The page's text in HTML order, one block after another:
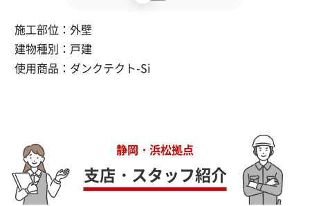
施工部位：外壁
建物種別： 戸建
使用商品： ダンクテクト-Si
静岡・浜松拠点
支店・スタッフ紹介